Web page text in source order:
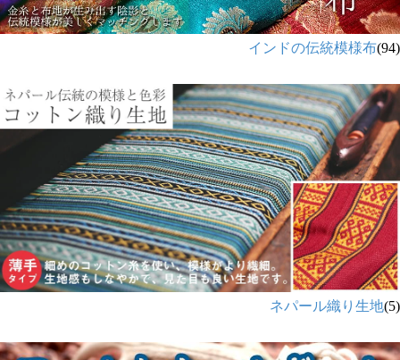
インドの伝統模様布(94)
ネパール織り生地(5)